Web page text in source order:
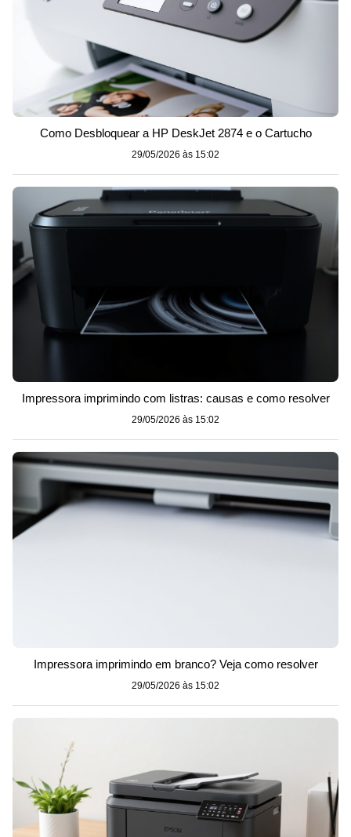
Como Desbloquear a HP DeskJet 2874 e o Cartucho
29/05/2026 às 15:02
Impressora imprimindo com listras: causas e como resolver
29/05/2026 às 15:02
Impressora imprimindo em branco? Veja como resolver
29/05/2026 às 15:02